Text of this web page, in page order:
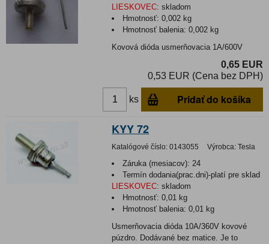
LIESKOVEC: skladom
Hmotnosť:0,002 kg
Hmotnosť balenia:0,002 kg
Kovová dióda usmerňovacia 1A/600V
0,65 EUR
0,53 EUR (Cena bez DPH)
ks Pridať do košíka
KYY 72
Katalógové číslo: 0143055 Výrobca: Tesla
Záruka (mesiacov): 24
Termín dodania(prac.dni)-platí pre sklad
LIESKOVEC: skladom
Hmotnosť:0,01 kg
Hmotnosť balenia:0,01 kg
Usmerňovacia dióda 10A/360V kovové
púzdro. Dodávané bez matice. Je to